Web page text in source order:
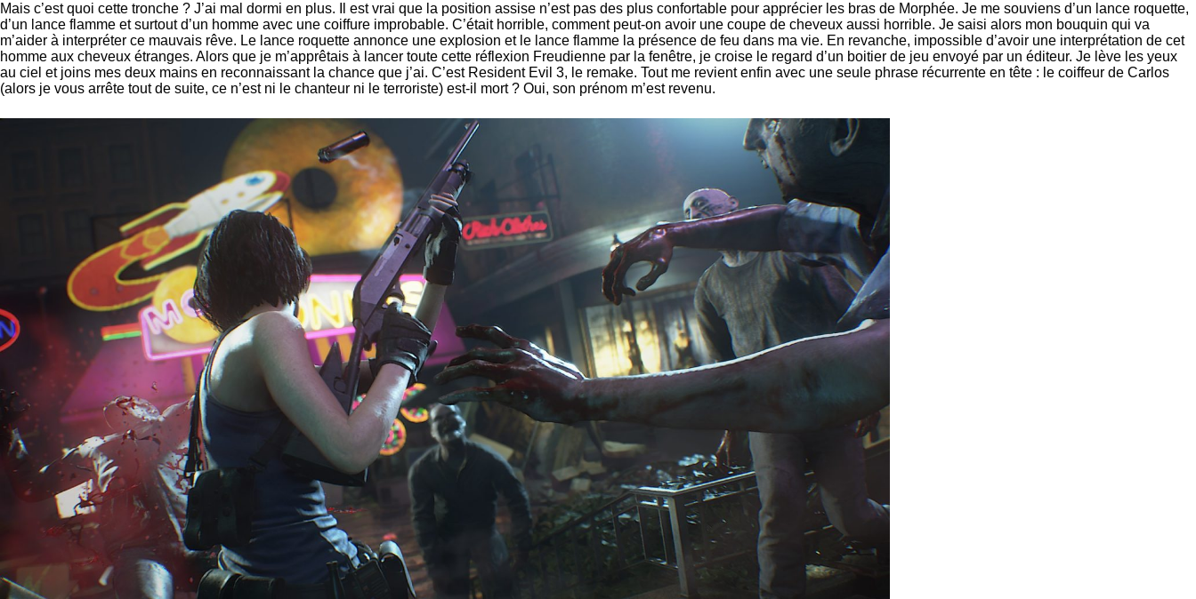
Mais c’est quoi cette tronche ? J’ai mal dormi en plus. Il est vrai que la position assise n’est pas des plus confortable pour apprécier les bras de Morphée. Je me souviens d’un lance roquette,
d’un lance flamme et surtout d’un homme avec une coiffure improbable. C’était horrible, comment peut-on avoir une coupe de cheveux aussi horrible. Je saisi alors mon bouquin qui va
m’aider à interpréter ce mauvais rêve. Le lance roquette annonce une explosion et le lance flamme la présence de feu dans ma vie. En revanche, impossible d’avoir une interprétation de cet
homme aux cheveux étranges. Alors que je m’apprêtais à lancer toute cette réflexion Freudienne par la fenêtre, je croise le regard d’un boitier de jeu envoyé par un éditeur. Je lève les yeux
au ciel et joins mes deux mains en reconnaissant la chance que j’ai. C’est Resident Evil 3, le remake. Tout me revient enfin avec une seule phrase récurrente en tête : le coiffeur de Carlos
(alors je vous arrête tout de suite, ce n’est ni le chanteur ni le terroriste) est-il mort ? Oui, son prénom m’est revenu.